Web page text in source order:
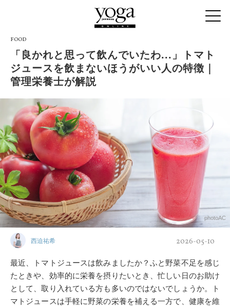
FOOD
「良かれと思って飲んでいたわ...」トマト
ジュースを飲まないほうがいい人の特徴｜
管理栄養士が解説
photoAC
西迫祐希 2026-05-10
最近、トマトジュースは飲みましたか？ふと野菜不足を感じ
たときや、効率的に栄養を摂りたいとき、忙しい日のお助け
として、取り入れている方も多いのではないでしょうか。ト
マトジュースは手軽に野菜の栄養を補える一方で、健康を維